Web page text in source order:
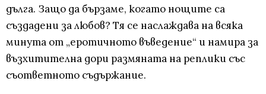
дълга. Защо да бързаме, когато нощите са
създадени за любов? Тя се наслаждава на всяка
минута от „еротичното въведение“ и намира за
възхитителна дори размяната на реплики със
съответното съдържание.